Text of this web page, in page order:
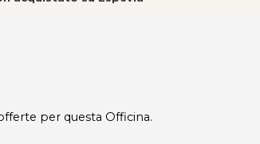
per questa Officina.